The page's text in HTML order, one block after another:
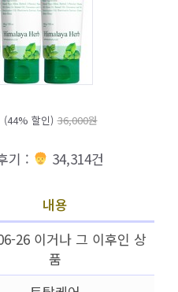
(44% 할인) 36,000원
기 : 34,314건
내용
26 이거나 그 이후인 상
품